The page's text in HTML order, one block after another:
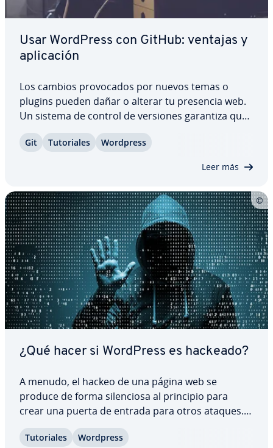
Usar WordPress con GitHub: ventajas y
apli­ca­ción
Los cambios pro­vo­ca­dos por nuevos temas o
plugins pueden dañar o alterar tu presencia web.
Un sistema de control de versiones garantiza que
entorno seguro y que se pueda volver a los pasos
Git Tu­to­ria­les Wordpress
Leer más
¿Qué hacer si WordPress es hackeado?
A menudo, el hackeo de una página web se
produce de forma si­le­n­cio­sa al principio para
crear una puerta de entrada para otros ataques.
WordPress ha sido hackeada y qué medidas te
Tu­to­ria­les Wordpress